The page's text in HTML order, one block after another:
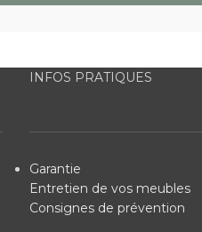
INFOS PRATIQUES
Garantie
Entretien de vos meubles
Consignes de prévention